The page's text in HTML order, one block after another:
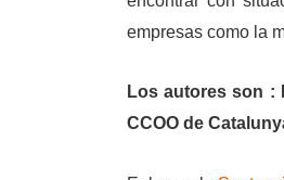
empresas como la
Los autores son :
CCOO de